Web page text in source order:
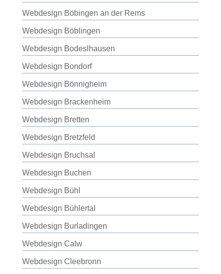
Webdesign Böbingen an der Rems
Webdesign Böblingen
Webdesign Bodeslhausen
Webdesign Bondorf
Webdesign Bönnigheim
Webdesign Brackenheim
Webdesign Bretten
Webdesign Bretzfeld
Webdesign Bruchsal
Webdesign Buchen
Webdesign Bühl
Webdesign Bühlertal
Webdesign Burladingen
Webdesign Calw
Webdesign Cleebronn